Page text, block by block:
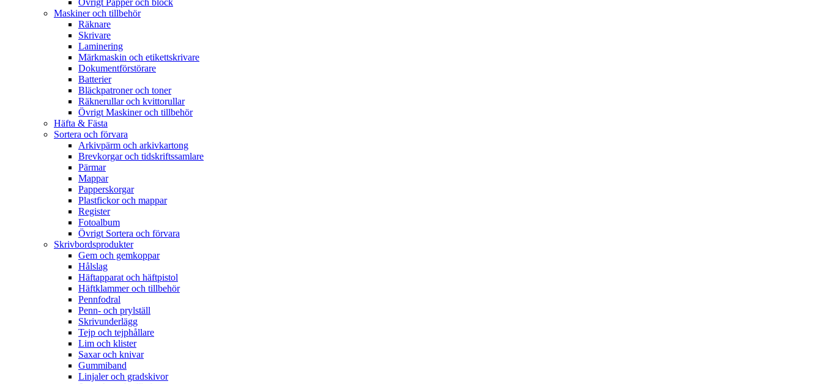
Övrigt Papper och block
Maskiner och tillbehör
Räknare
Skrivare
Laminering
Märkmaskin och etikettskrivare
Dokumentförstörare
Batterier
Bläckpatroner och toner
Räknerullar och kvittorullar
Övrigt Maskiner och tillbehör
Häfta & Fästa
Sortera och förvara
Arkivpärm och arkivkartong
Brevkorgar och tidskriftssamlare
Pärmar
Mappar
Papperskorgar
Plastfickor och mappar
Register
Fotoalbum
Övrigt Sortera och förvara
Skrivbordsprodukter
Gem och gemkoppar
Hålslag
Häftapparat och häftpistol
Häftklammer och tillbehör
Pennfodral
Penn- och prylställ
Skrivunderlägg
Tejp och tejphållare
Lim och klister
Saxar och knivar
Gummiband
Linjaler och gradskivor